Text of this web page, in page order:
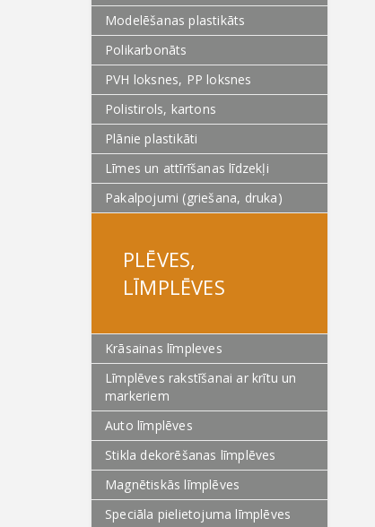
Modelēšanas plastikāts
Polikarbonāts
PVH loksnes, PP loksnes
Polistirols, kartons
Plānie plastikāti
Līmes un attīrīšanas līdzekļi
Pakalpojumi (griešana, druka)
PLĒVES,
LĪMPLĒVES
Krāsainas līmpleves
Līmplēves rakstīšanai ar krītu un
markeriem
Auto līmplēves
Stikla dekorēšanas līmplēves
Magnētiskās līmplēves
Speciāla pielietojuma līmplēves